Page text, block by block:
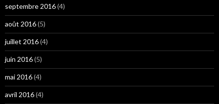
septembre 2016(4)
août 2016(5)
juillet 2016(4)
juin 2016(5)
mai 2016(4)
avril 2016(4)